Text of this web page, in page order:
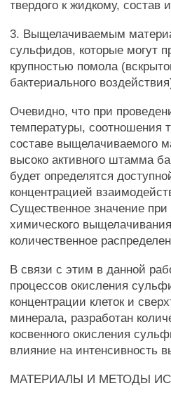
твердого к жидкому, состав
3. Выщелачиваемым
сульфидов, которые могут
крупностью помола
бактериального
Очевидно, что при
температуры, соотношения
составе выщелачиваемого
высоко активного штамма
будет определятся
концентрацией
Существенное значение при
химического
количественное
В связи с этим в данной
процессов окисления
концентрации клеток и
минерала, разработан
косвенного окисления
влияние на интенсивность
МАТЕРИАЛЫ И МЕТОДЫ